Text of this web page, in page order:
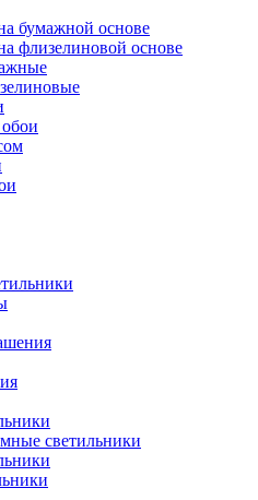
бумажной основе
флизелиновой основе
светильники